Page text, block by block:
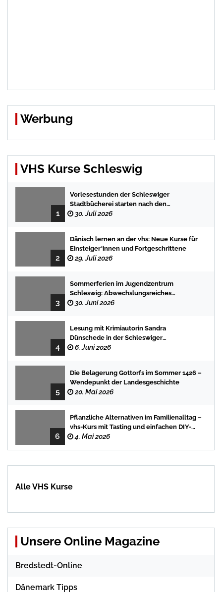
Werbung
VHS Kurse Schleswig
1
Vorlesestunden der Schleswiger
Stadtbücherei starten nach den
Sommerferien mit spannenden
30. Juli 2026
2
Dänisch lernen an der vhs: Neue Kurse für
Einsteiger*innen und Fortgeschrittene
29. Juli 2026
3
Sommerferien im Jugendzentrum
Schleswig: Abwechslungsreiches
Programm für Kinder und Jugendliche
30. Juni 2026
4
Lesung mit Krimiautorin Sandra
Dünschede in der Schleswiger
Stadtbücherei
6. Juni 2026
5
Die Belagerung Gottorfs im Sommer 1426 –
Wendepunkt der Landesgeschichte
20. Mai 2026
6
Pflanzliche Alternativen im Familienalltag –
vhs-Kurs mit Tasting und einfachen DIY-
Rezepten
4. Mai 2026
Alle VHS Kurse
Unsere Online Magazine
Bredstedt-Online
Dänemark Tipps